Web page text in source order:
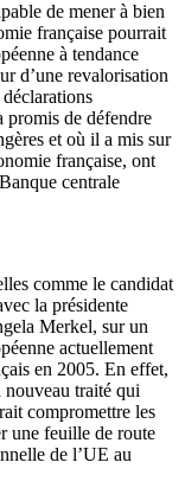
de mener à bien
française pourrait
à tendance
d’une revalorisation
promis de défendre
et où il a mis sur
française, ont
centrale
comme le candidat
la présidente
Merkel, sur un
actuellement
en 2005. En effet,
traité qui
compromettre les
une feuille de route
de l’UE au